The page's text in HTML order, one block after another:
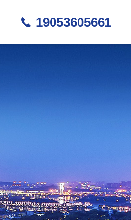
19053605661